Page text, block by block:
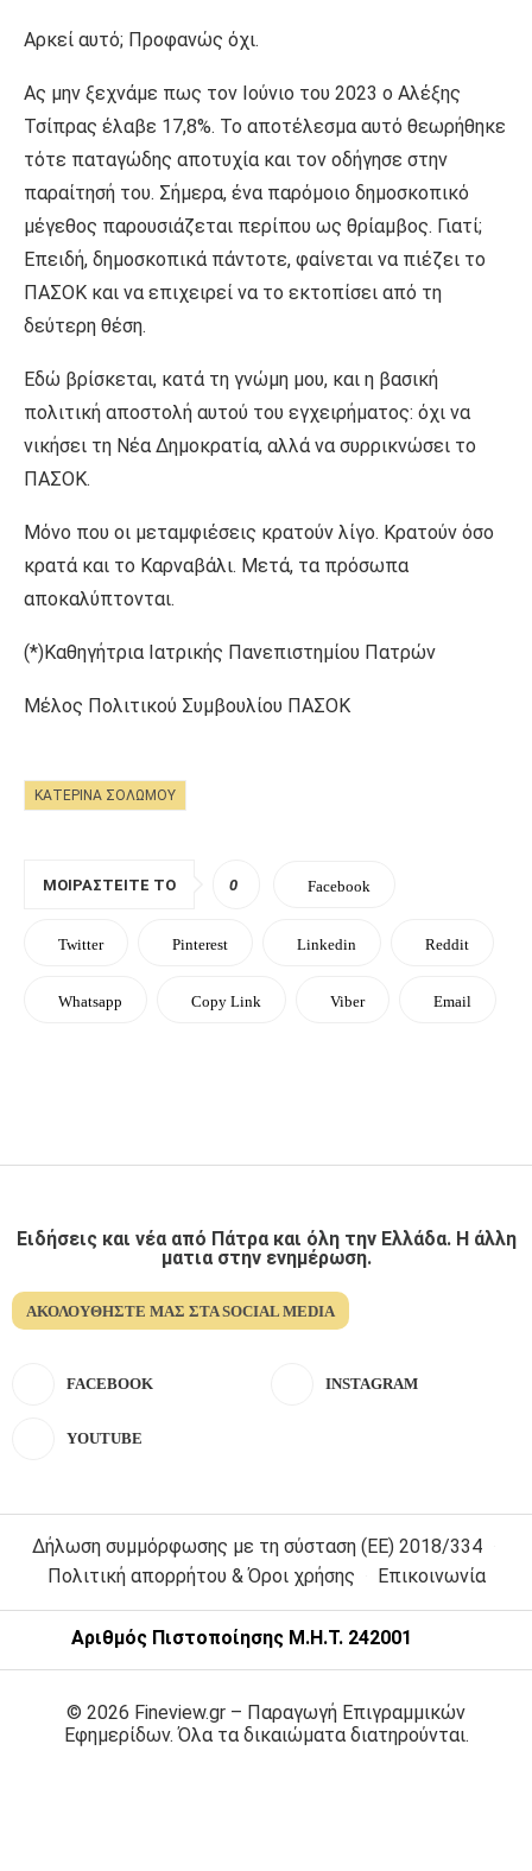
Αρκεί αυτό; Προφανώς όχι.
Ας μην ξεχνάμε πως τον Ιούνιο του 2023 ο Αλέξης
Τσίπρας έλαβε 17,8%. Το αποτέλεσμα αυτό θεωρήθηκε
τότε παταγώδης αποτυχία και τον οδήγησε στην
παραίτησή του. Σήμερα, ένα παρόμοιο δημοσκοπικό
μέγεθος παρουσιάζεται περίπου ως θρίαμβος. Γιατί;
Επειδή, δημοσκοπικά πάντοτε, φαίνεται να πιέζει το
ΠΑΣΟΚ και να επιχειρεί να το εκτοπίσει από τη
δεύτερη θέση.
Εδώ βρίσκεται, κατά τη γνώμη μου, και η βασική
πολιτική αποστολή αυτού του εγχειρήματος: όχι να
νικήσει τη Νέα Δημοκρατία, αλλά να συρρικνώσει το
ΠΑΣΟΚ.
Μόνο που οι μεταμφιέσεις κρατούν λίγο. Κρατούν όσο
κρατά και το Καρναβάλι. Μετά, τα πρόσωπα
αποκαλύπτονται.
(*)Καθηγήτρια Ιατρικής Πανεπιστημίου Πατρών
Μέλος Πολιτικού Συμβουλίου ΠΑΣΟΚ
ΚΑΤΕΡΊΝΑ ΣΟΛΩΜΟΎ
ΜΟΙΡΑΣΤΕΊΤΕ ΤΟ 0 Facebook
Twitter Pinterest Linkedin Reddit
Whatsapp Copy Link Viber Email
Ειδήσεις και νέα από Πάτρα και όλη την Ελλάδα. Η άλλη
ματια στην ενημέρωση.
ΑΚΟΛΟΥΘΉΣΤΕ ΜΑΣ ΣΤΑ SOCIAL MEDIA
FACEBOOK INSTAGRAM
YOUTUBE
Δήλωση συμμόρφωσης με τη σύσταση (ΕΕ) 2018/334
Πολιτική απορρήτου & Όροι χρήσης
Επικοινωνία
Αριθμός Πιστοποίησης Μ.Η.Τ. 242001
© 2026 Fineview.gr – Παραγωγή Επιγραμμικών
Εφημερίδων. Όλα τα δικαιώματα διατηρούνται.